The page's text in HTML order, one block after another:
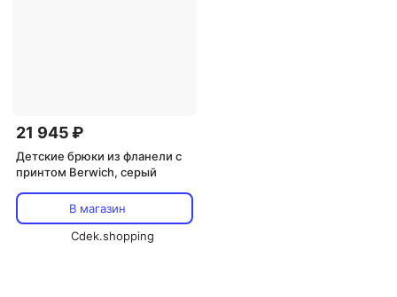
21 945 ₽
Детские брюки из фланели с
принтом Berwich, серый
В магазин
Cdek.shopping